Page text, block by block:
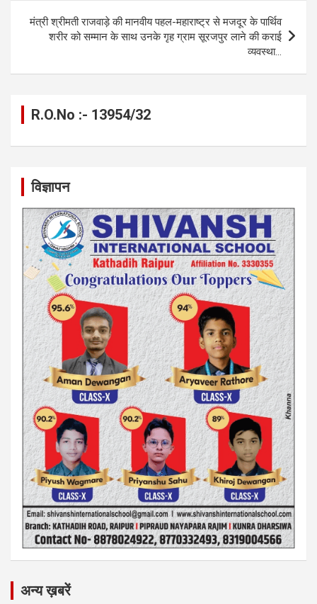
मंत्री श्रीमती राजवाड़े की मानवीय पहल-महाराष्ट्र से मजदूर के पार्थिव
शरीर को सम्मान के साथ उनके गृह ग्राम सूरजपुर लाने की कराई
व्यवस्था…
R.O.No :- 13954/32
विज्ञापन
अन्य ख़बरें